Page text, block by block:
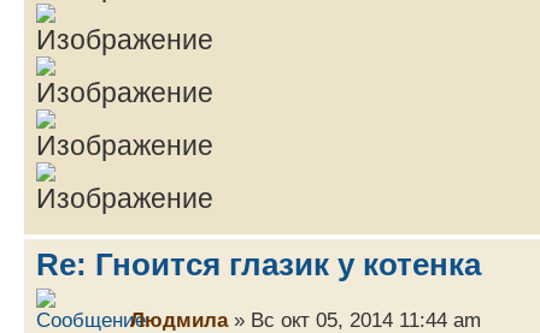
Re: Гноится глазик у котенка
Людмила» Вс окт 05, 2014 11:44 am